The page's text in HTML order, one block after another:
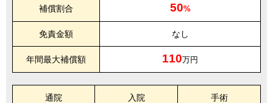
補償割合 50%
免責金額 なし
年間最大補償額 110万円
通院 入院 手術